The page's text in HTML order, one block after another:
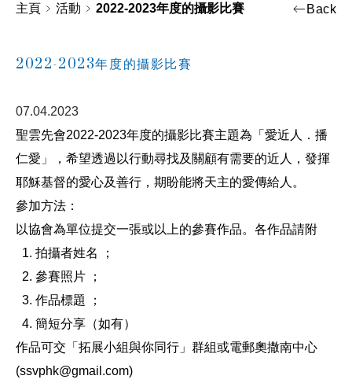
主頁 活動 2022-2023年度的攝影比賽 Back
2022-2023年度的攝影比賽
07.04.2023
聖雲先會2022-2023年度的攝影比賽主題為「愛近人．播
仁愛」，希望透過以行動尋找及關顧有需要的近人，發揮
耶穌基督的愛心及善行，期盼能將天主的愛傳給人。
參加方法：
以協會為單位提交一張或以上的參賽作品。各作品請附
拍攝者姓名 ；
參賽照片 ；
作品標題 ；
簡短分享（如有）
作品可交「拓展小組與你同行」群組或電郵奧撒南中心
(ssvphk@gmail.com)